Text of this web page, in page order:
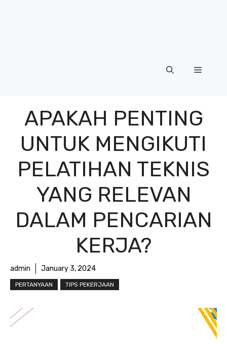
Menu
APAKAH PENTING
UNTUK MENGIKUTI
PELATIHAN TEKNIS
YANG RELEVAN
DALAM PENCARIAN
KERJA?
admin January 3, 2024
PERTANYAAN TIPS PEKERJAAN